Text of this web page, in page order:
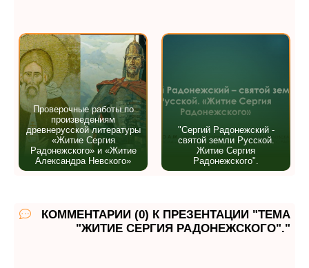
Проверочные работы по
произведениям
древнерусской литературы
«Житие Сергия
Радонежского» и «Житие
Александра Невского»
"Сергий Радонежский -
святой земли Русской.
Житие Сергия
Радонежского".
КОММЕНТАРИИ (0) К ПРЕЗЕНТАЦИИ "ТЕМА
"ЖИТИЕ СЕРГИЯ РАДОНЕЖСКОГО"."